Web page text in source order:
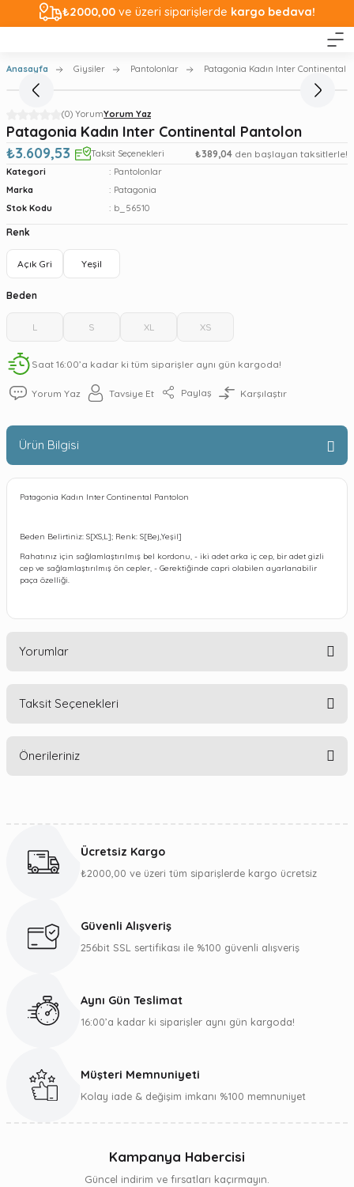
₺2000,00 ve üzeri siparişlerde kargo bedava!
Anasayfa Giysiler Pantolonlar Patagonia Kadın Inter Continental
(0) YorumYorum Yaz
Patagonia Kadın Inter Continental Pantolon
₺3.609,53
Taksit Seçenekleri ₺389,04 den başlayan taksitlerle!
Kategori
Pantolonlar
Marka
Patagonia
Stok Kodu
b_56510
Renk
Açık Gri Yeşil
Beden
L S XL XS
Saat 16:00’a kadar ki tüm siparişler aynı gün kargoda!
Yorum Yaz Tavsiye Et Paylaş Karşılaştır
Ürün Bilgisi
Patagonia Kadın Inter Continental Pantolon
Beden Belirtiniz: S[XS,L]; Renk: S[Bej,Yeşil]
Rahatınız için sağlamlaştırılmış bel kordonu, - iki adet arka iç cep, bir adet gizli
cep ve sağlamlaştırılmış ön cepler, - Gerektiğinde capri olabilen ayarlanabilir
paça özelliği.
Yorumlar
Taksit Seçenekleri
Önerileriniz
Görüş ve önerileriniz için teşekkür ederiz.
Ürün bilgilerinde hatalar bulunuyor.
Gönder
Ücretsiz Kargo
₺2000,00 ve üzeri tüm siparişlerde kargo ücretsiz
Güvenli Alışveriş
256bit SSL sertifikası ile %100 güvenli alışveriş
Aynı Gün Teslimat
16:00’a kadar ki siparişler aynı gün kargoda!
Müşteri Memnuniyeti
Kolay iade & değişim imkanı %100 memnuniyet
Kampanya Habercisi
Güncel indirim ve fırsatları kaçırmayın.